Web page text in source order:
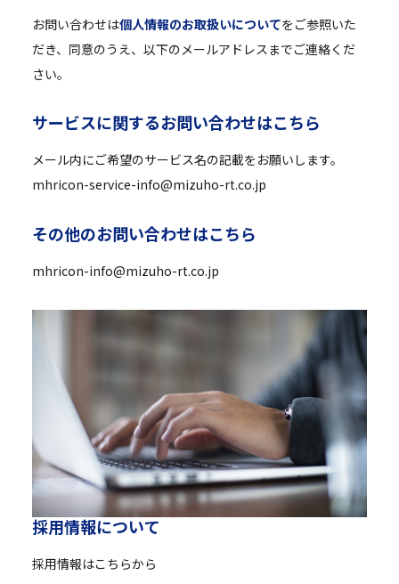
お問い合わせは個人情報のお取扱いについてをご参照いた
だき、同意のうえ、以下のメールアドレスまでご連絡くだ
さい。
サービスに関するお問い合わせはこちら
メール内にご希望のサービス名の記載をお願いします。
mhricon-service-info@mizuho-rt.co.jp
その他のお問い合わせはこちら
mhricon-info@mizuho-rt.co.jp
採用情報について
採用情報はこちらから